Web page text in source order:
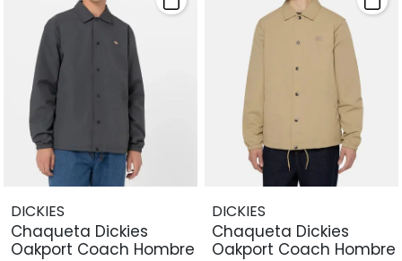
DICKIES
Chaqueta Dickies
Oakport Coach Hombre
DICKIES
Chaqueta Dickies
Oakport Coach Hombre